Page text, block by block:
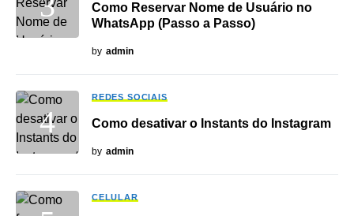
Como Reservar Nome de Usuário no
WhatsApp (Passo a Passo)
by admin
REDES SOCIAIS
Como desativar o Instants do Instagram
by admin
CELULAR